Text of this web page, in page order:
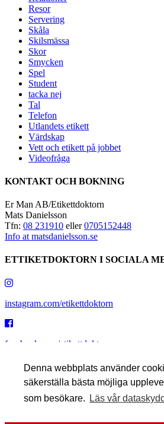
Denna webbplats använder
säkerställa bästa möjliga
som besökare.
Läs vår
Resor
Servering
Skåla
Skilsmässa
Skor
Smycken
Spel
Student
tacka nej
Tal
Telefon
Utlandets etikett
Värdskap
Vett och etikett på jobbet
Videofråga
KONTAKT OCH BOKNING
Er Man AB/Etikettdoktorn
Mats Danielsson
Tfn: 08 231910 eller0705152448
Info at matsdanielsson.se
ETTIKETDOKTORN I SOCIALA
instagram.com/etikettdoktorn
facebook.com/etikettdoktorn
youtube.com/etikettdoktorn